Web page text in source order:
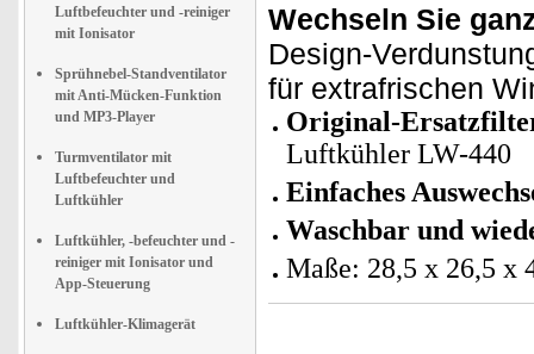
Luftbefeuchter und -reiniger
mit Ionisator
Sprühnebel-Standventilator
mit Anti-Mücken-Funktion
und MP3-Player
Turmventilator mit
Luftbefeuchter und
Luftkühler
Luftkühler, -befeuchter und -
reiniger mit Ionisator und
App-Steuerung
Luftkühler-Klimagerät
Wechseln Sie
Design-
für extrafrischen
Original-
Luftkühler LW-440
Einfaches
Waschbar und
Maße: 28,5 x 26,5 x